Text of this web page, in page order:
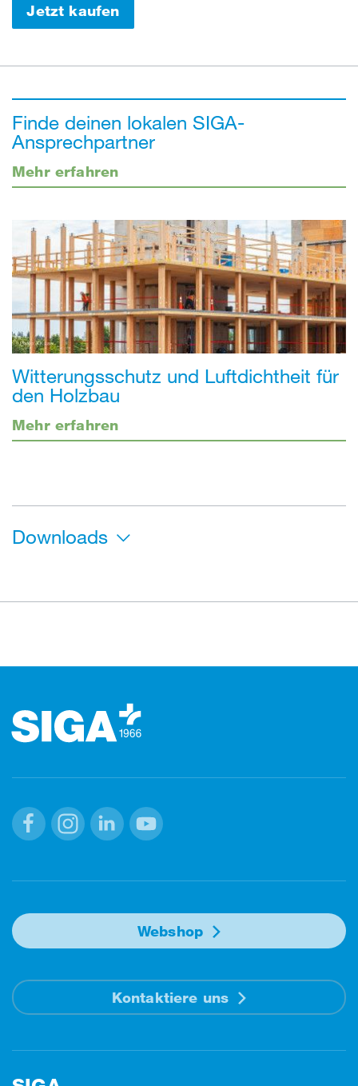
Jetzt kaufen
Finde deinen lokalen SIGA-
Ansprechpartner
Mehr erfahren
Witterungsschutz und Luftdichtheit für
den Holzbau
Mehr erfahren
Downloads
Webshop
Kontaktiere uns